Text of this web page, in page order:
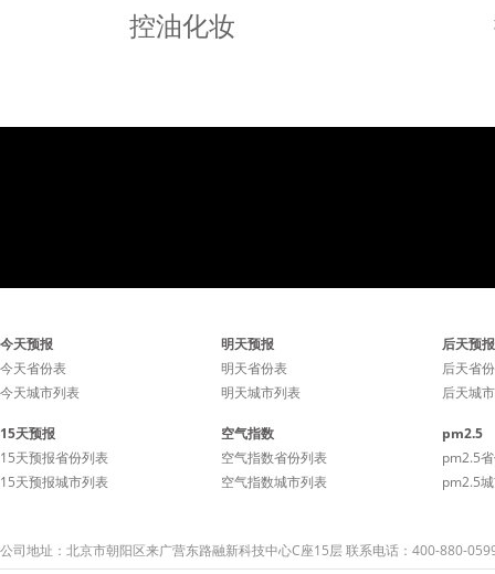
控油化妆
建议用露质面霜打底，水质
无油粉底霜，透明粉饼，粉
质胭脂。
建议用
无油粉
今天预报
今天省份表
今天城市列表
明天预报
明天省份表
明天城市列表
后天预报
后天省
后天城
15天预报
15天预报省份列表
15天预报城市列表
空气指数
空气指数省份列表
空气指数城市列表
pm2.5
pm2.5
pm2.5
公司地址：北京市朝阳区来广营东路融新科技中心C座15层 联系电话：400-880-